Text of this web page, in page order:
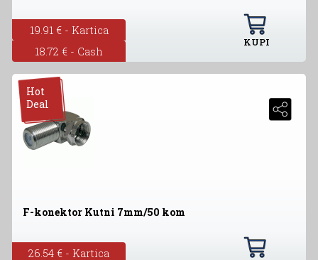
19.91 € - Kartica
18.72 € - Cash
KUPI
Hot
Deal
F-konektor Kutni 7mm/50 kom
26.54 € - Kartica